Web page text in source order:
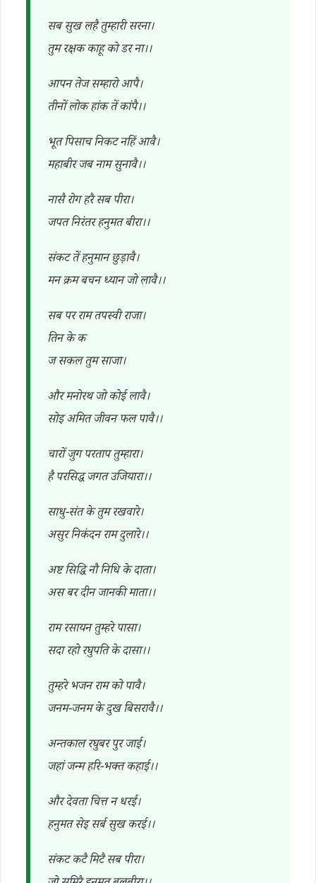
सब सुख लहै तुम्हारी सरना।
तुम रक्षक काहू को डर ना।।
आपन तेज सम्हारो आपै।
तीनों लोक हांक तें कांपै।।
भूत पिसाच निकट नहिं आवै।
महाबीर जब नाम सुनावै।।
नासै रोग हरै सब पीरा।
जपत निरंतर हनुमत बीरा।।
संकट तें हनुमान छुड़ावै।
मन क्रम बचन ध्यान जो लावै।।
सब पर राम तपस्वी राजा।
तिन के क
ज सकल तुम साजा।
और मनोरथ जो कोई लावै।
सोइ अमित जीवन फल पावै।।
चारों जुग परताप तुम्हारा।
है परसिद्ध जगत उजियारा।।
साधु-संत के तुम रखवारे।
असुर निकंदन राम दुलारे।।
अष्ट सिद्धि नौ निधि के दाता।
अस बर दीन जानकी माता।।
राम रसायन तुम्हरे पासा।
सदा रहो रघुपति के दासा।।
तुम्हरे भजन राम को पावै।
जनम-जनम के दुख बिसरावै।।
अन्तकाल रघुबर पुर जाई।
जहां जन्म हरि-भक्त कहाई।।
और देवता चित्त न धरई।
हनुमत सेइ सर्ब सुख करई।।
संकट कटै मिटै सब पीरा।